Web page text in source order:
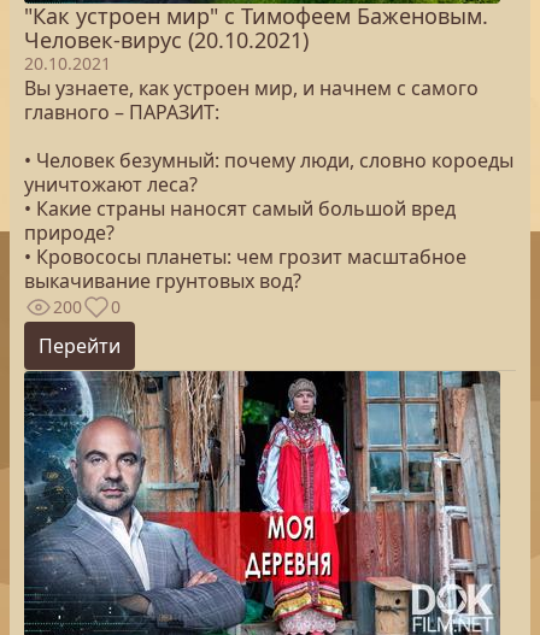
"Как устроен мир" с Тимофеем Баженовым.
Человек-вирус (20.10.2021)
20.10.2021
Вы узнаете, как устроен мир, и начнем с самого
главного – ПАРАЗИТ:
• Человек безумный: почему люди, словно короеды
уничтожают леса?
• Какие страны наносят самый большой вред
природе?
• Кровососы планеты: чем грозит масштабное
выкачивание грунтовых вод?
200 0
Перейти